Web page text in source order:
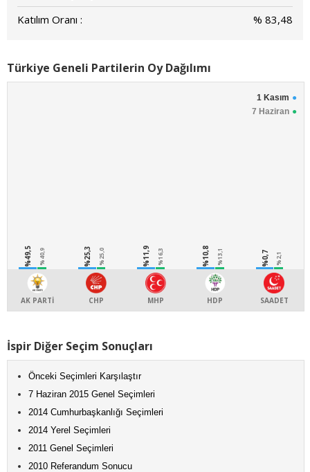
Katılım Oranı :
% 83,48
Türkiye Geneli Partilerin Oy Dağılımı
1 Kasım
7 Haziran
%49,5 %40,9
AK PARTİ
%25,3 %25,0
CHP
%11,9 %16,3
MHP
%10,8 %13,1
HDP
%0,7 %2,1
SAADET
İspir Diğer Seçim Sonuçları
Önceki Seçimleri Karşılaştır
7 Haziran 2015 Genel Seçimleri
2014 Cumhurbaşkanlığı Seçimleri
2014 Yerel Seçimleri
2011 Genel Seçimleri
2010 Referandum Sonucu